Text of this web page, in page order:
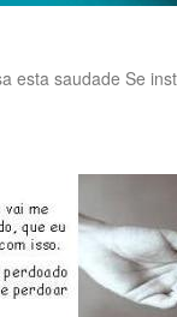
esta saudade Se